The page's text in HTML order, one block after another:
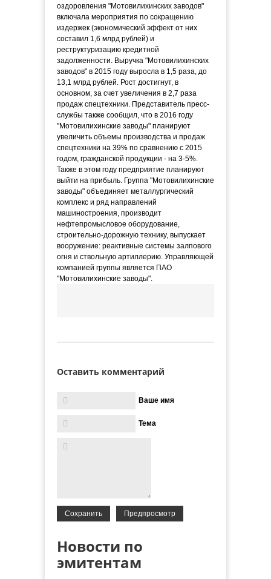
оздоровления "Мотовилихинских заводов"
включала мероприятия по сокращению
издержек (экономический эффект от них
составил 1,6 млрд рублей) и
реструктуризацию кредитной
задолженности. Выручка "Мотовилихинских
заводов" в 2015 году выросла в 1,5 раза, до
13,1 млрд рублей. Рост достигнут, в
основном, за счет увеличения в 2,7 раза
продаж спецтехники. Представитель пресс-
службы также сообщил, что в 2016 году
"Мотовилихинские заводы" планируют
увеличить объемы производства и продаж
спецтехники на 39% по сравнению с 2015
годом, гражданской продукции - на 3-5%.
Также в этом году предприятие планируют
выйти на прибыль. Группа "Мотовилихинские
заводы" объединяет металлургический
комплекс и ряд направлений
машиностроения, производит
нефтепромысловое оборудование,
строительно-дорожную технику, выпускает
вооружение: реактивные системы залпового
огня и ствольную артиллерию. Управляющей
компанией группы является ПАО
"Мотовилихинские заводы".
Оставить комментарий
Ваше имя
Тема
Новости по
эмитентам